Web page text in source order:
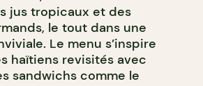
jus tropicaux et des
le tout dans une
Le menu s’inspire
haïtiens revisités avec
sandwichs comme le